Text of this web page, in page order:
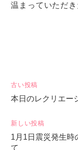
温まっていただき
投
稿
ナ
ビ
ゲ
古い投稿
本日のレクリエー
新しい投稿
1月1日震災発生時
て